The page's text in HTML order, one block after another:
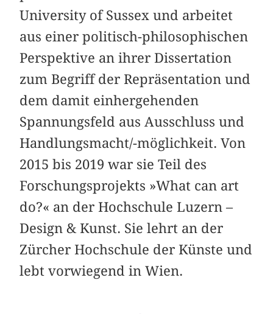
University of Sussex und arbeitet
aus einer politisch-philosophischen
Perspektive an ihrer Dissertation
zum Begriff der Repräsentation und
dem damit einhergehenden
Spannungsfeld aus Ausschluss und
Handlungsmacht/-möglichkeit. Von
2015 bis 2019 war sie Teil des
Forschungsprojekts »What can art
do?« an der Hochschule Luzern –
Design & Kunst. Sie lehrt an der
Zürcher Hochschule der Künste und
lebt vorwiegend in Wien.